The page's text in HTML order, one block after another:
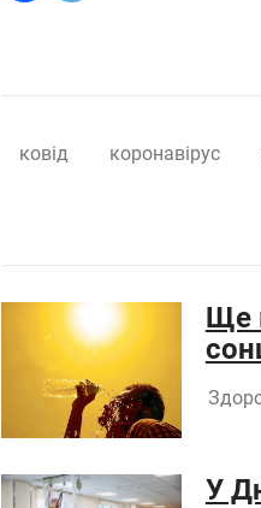
ковід коронавірус
Ще
У